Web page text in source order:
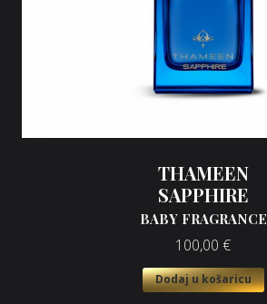
THAMEEN
SAPPHIRE
BABY FRAGRANCE
100,00 €
Dodaj u košaricu